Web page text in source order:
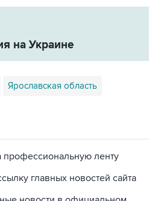
на Украине
Ярославская область
профессиональную ленту
главных новостей сайта